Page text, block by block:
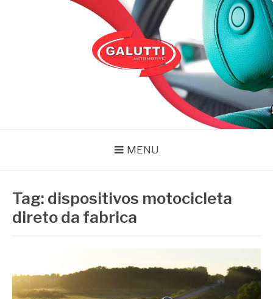
MENU
Tag: dispositivos motocicleta
direto da fabrica